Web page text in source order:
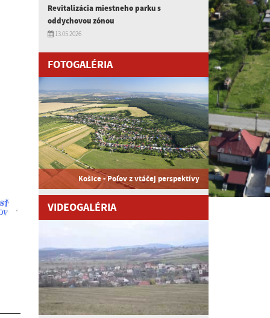
Revitalizácia miestneho parku s
oddychovou zónou
13.05.2026
FOTOGALÉRIA
Košice - Poľov z vtáčej perspektívy
VIDEOGALÉRIA